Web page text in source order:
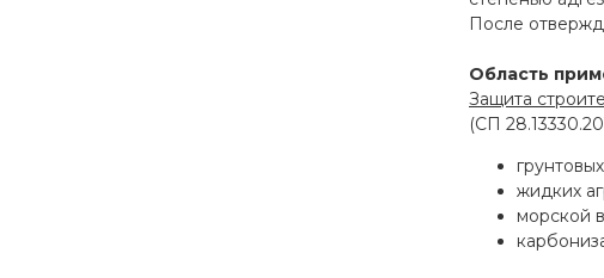
После
Область
Защита
(СП
жидких
морской